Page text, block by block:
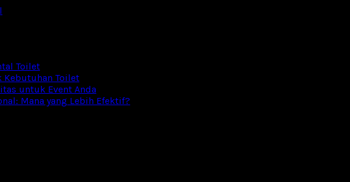
Toilet
Kebutuhan Toilet
untuk Event Anda
Mana yang Lebih Efektif?